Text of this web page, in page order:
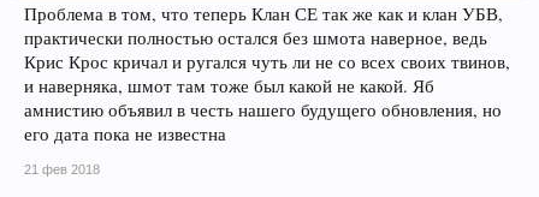
Проблема в том, что теперь Клан СЕ так же как и клан УБВ,
практически полностью остался без шмота наверное, ведь
Крис Крос кричал и ругался чуть ли не со всех своих твинов,
и наверняка, шмот там тоже был какой не какой. Яб
амнистию объявил в честь нашего будущего обновления, но
его дата пока не известна
21 фев 2018